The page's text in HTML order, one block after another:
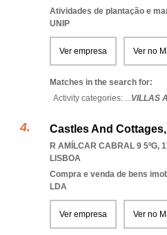
Atividades de plantação e
UNIP
Ver empresa Ver no
Matches in the search for:
Activity categories: ...VILLAS
Castles And
R AMÍLCAR CABRAL 9 5ºG,
LISBOA
Compra e venda de bens
LDA
Ver empresa Ver no